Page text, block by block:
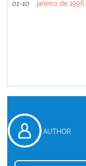
01-10 janeiro de 1996
AUTHOR